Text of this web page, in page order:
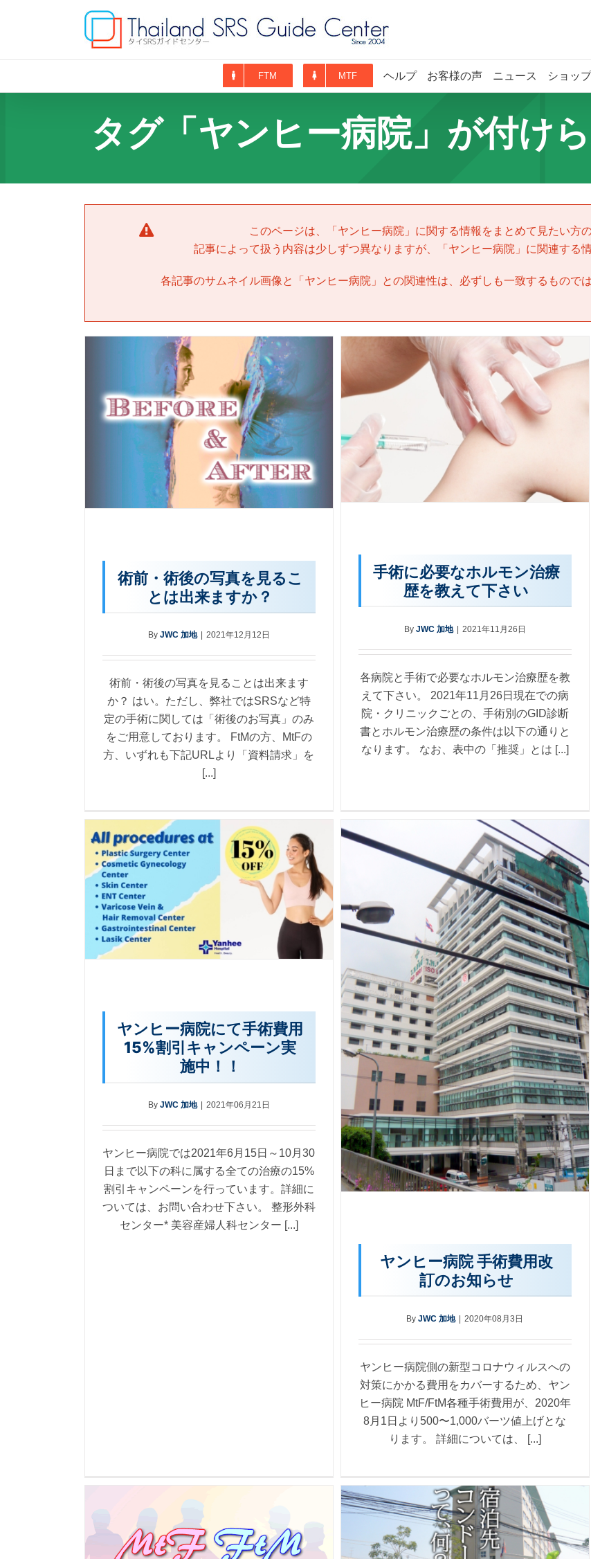
FTM MTF ヘルプ お客様の声 ニュース ショップ
タグ「ヤンヒー病院」が付け
このページは、「 ヤンヒー病院 」に関する情報をまとめて見たい方
記事によって扱う内容は少しずつ異なりますが、「 ヤンヒー病院 」に関連する
各記事のサムネイル画像と「 ヤンヒー病院 」との関連性は、必ずしも一致するもので
術前・術後の写真を見るこ
とは出来ますか？
By JWC 加地 2021年12月12日
術前・術後の写真を見ることは出来ます
か？ はい。ただし、弊社ではSRSなど特
定の手術に関しては「術後のお写真」のみ
をご用意しております。 FtMの方、MtFの
方、いずれも下記URLより「資料請求」を
[...]
手術に必要なホルモン治療
歴を教えて下さい
By JWC 加地 | 2021年11月26日
各病院と手術で必要なホルモン治療歴を教
えて下さい。 2021年11月26日現在での病
院・クリニックごとの、手術別のGID診断
書とホルモン治療歴の条件は以下の通りと
なります。 なお、表中の「推奨」とは [...]
ヤンヒー病院にて手術費用
15%割引キャンペーン実
施中！！
By JWC 加地 2021年06月21日
ヤンヒー病院では2021年6月15日～10月30
日まで以下の科に属する全ての治療の15%
割引キャンペーンを行っています。詳細に
ついては、お問い合わせ下さい。 整形外科
センター* 美容産婦人科センター [...]
ヤンヒー病院 手術費用改
訂のお知らせ
ByJWC 加地 | 2020年08月3日
ヤンヒー病院側の新型コロナウィルスへの
対策にかかる費用をカバーするため、ヤン
ヒー病院 MtF/FtM各種手術費用が、2020年
8月1日より500〜1,000バーツ値上げとな
ります。 詳細については、 [...]